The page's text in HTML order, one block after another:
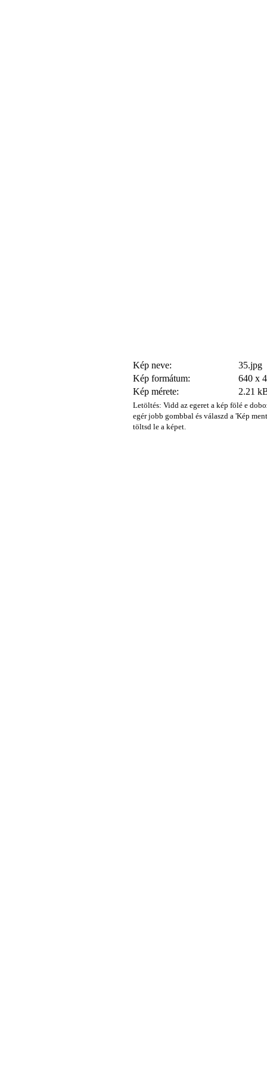
Kép neve:
35.jpg
Kép formátum:
640 x
Kép mérete:
2.21
Letöltés: Vidd az egeret a kép fölé e
egér jobb gombbal és válaszd a 'Kép
töltsd le a képet.